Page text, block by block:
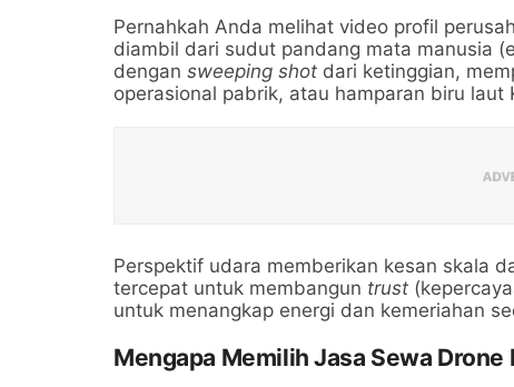
Pernahkah Anda melihat video profil
diambil dari sudut pandang mata manusia
dengan sweeping shot dari ketinggian,
operasional pabrik, atau hamparan biru laut
Perspektif udara memberikan kesan skala
tercepat untuk membangun trust
untuk menangkap energi dan kemeriahan
Mengapa Memilih Jasa Sewa Drone